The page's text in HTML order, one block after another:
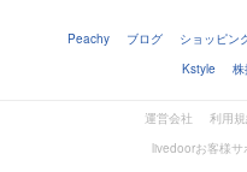
Peachy ブログ ショッピン
Kstyle
運営会社 利用
livedoorお客様サ